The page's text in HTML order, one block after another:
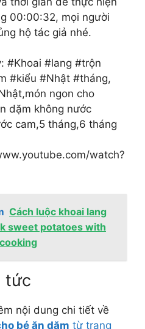
00:00:32, mọi người
hộ tác giả nhé.
#Khoai #lang #trộn
#kiểu #Nhật #tháng,
ngon cho
dặm không nước
cam,5 tháng,6 tháng
watch?
Cách luộc khoai lang
sweet potatoes with
tức
nội dung chi tiết về
bé ăn dặm từ trang